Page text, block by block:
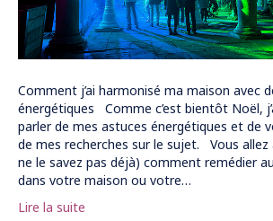
Comment j’ai harmonisé ma maison avec
énergétiques Comme c’est bientôt Noël,
parler de mes astuces énergétiques et de
de mes recherches sur le sujet. Vous allez
ne le savez pas déjà) comment remédier
dans votre maison ou votre…
Lire la suite